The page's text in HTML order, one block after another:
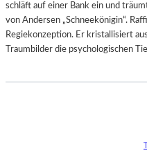
schläft auf einer Bank ein und
von Andersen „Schneekönigin“.
Regiekonzeption. Er kristallisiert
Traumbilder die psychologischen